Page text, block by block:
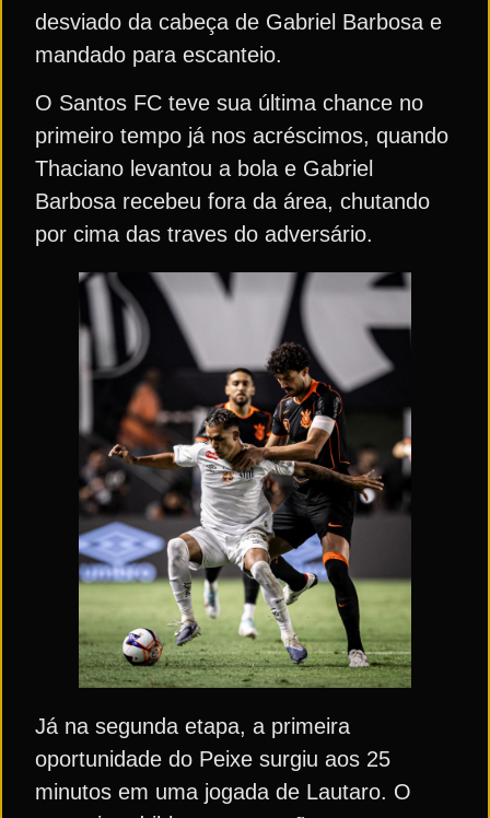
desviado da cabeça de Gabriel Barbosa e
mandado para escanteio.
O Santos FC teve sua última chance no
primeiro tempo já nos acréscimos, quando
Thaciano levantou a bola e Gabriel
Barbosa recebeu fora da área, chutando
por cima das traves do adversário.
Já na segunda etapa, a primeira
oportunidade do Peixe surgiu aos 25
minutos em uma jogada de Lautaro. O